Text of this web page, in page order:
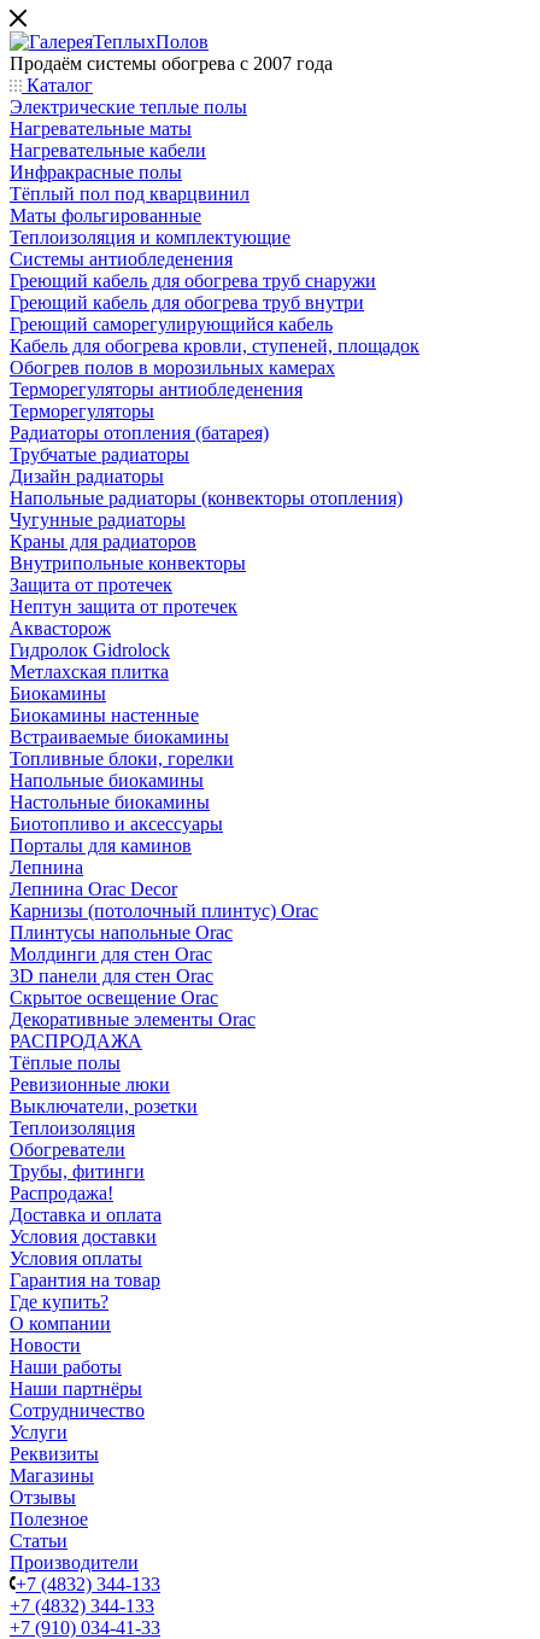
Продаём системы обогрева с 2007 года
Каталог
Электрические теплые полы
Нагревательные маты
Нагревательные кабели
Инфракрасные полы
Тёплый пол под кварцвинил
Маты фольгированные
Теплоизоляция и комплектующие
Системы антиобледенения
Греющий кабель для обогрева труб снаружи
Греющий кабель для обогрева труб внутри
Греющий саморегулирующийся кабель
Кабель для обогрева кровли, ступеней, площадок
Обогрев полов в морозильных камерах
Терморегуляторы антиобледенения
Терморегуляторы
Радиаторы отопления (батарея)
Трубчатые радиаторы
Дизайн радиаторы
Напольные радиаторы (конвекторы отопления)
Чугунные радиаторы
Краны для радиаторов
Внутрипольные конвекторы
Защита от протечек
Нептун защита от протечек
Аквасторож
Гидролок Gidrolock
Метлахская плитка
Биокамины
Биокамины настенные
Встраиваемые биокамины
Топливные блоки, горелки
Напольные биокамины
Настольные биокамины
Биотопливо и аксессуары
Порталы для каминов
Лепнина
Лепнина Orac Decor
Карнизы (потолочный плинтус) Orac
Плинтусы напольные Orac
Молдинги для стен Orac
3D панели для стен Orac
Скрытое освещение Orac
Декоративные элементы Orac
РАСПРОДАЖА
Тёплые полы
Ревизионные люки
Выключатели, розетки
Теплоизоляция
Обогреватели
Трубы, фитинги
Распродажа!
Доставка и оплата
Условия доставки
Условия оплаты
Гарантия на товар
Где купить?
О компании
Новости
Наши работы
Наши партнёры
Сотрудничество
Услуги
Реквизиты
Магазины
Отзывы
Полезное
Статьи
Производители
+7 (4832) 344-133
+7 (4832) 344-133
+7 (910) 034-41-33